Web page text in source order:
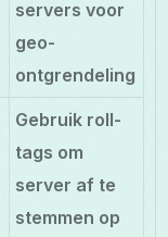
servers voor
geo-
ontgrendeling
Gebruik roll-
tags om
server af te
stemmen op